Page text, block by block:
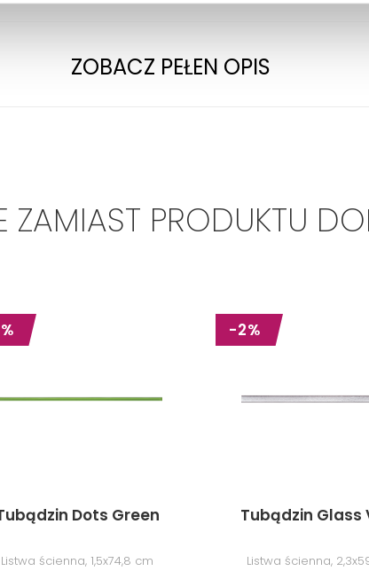
ZOBACZ PEŁEN OPIS
ZAMIAST PRODUKTU
Dots Green
Listwa ścienna, 1,5x74,8 cm
-2%
Tubądzin Glass
Listwa ścienna,